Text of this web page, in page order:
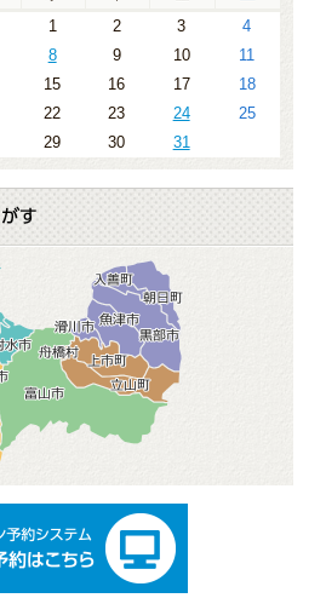
1
2 3
4
8 9 10
11
15 16 17
18
22 23 24
25
29 30 31